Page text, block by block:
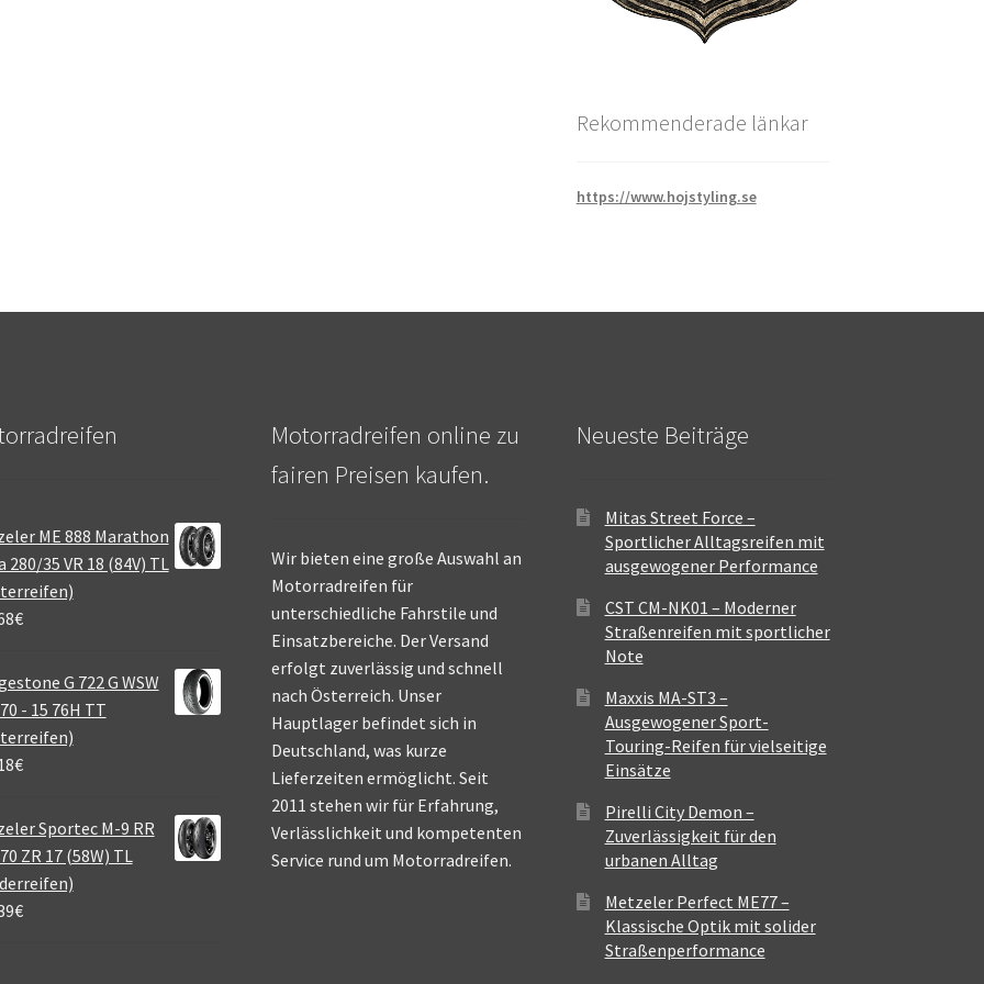
Rekommenderade länkar
https://www.hojstyling.se
ME 888 Marathon
280/35 VR 18 (84V) TL
€
G 722 G WSW
- 15 76H TT
€
Sportec M-9 RR
ZR 17 (58W) TL
€
Motorradreifen online zu
fairen Preisen kaufen.
Wir bieten eine große Auswahl an
Motorradreifen für
unterschiedliche Fahrstile und
Einsatzbereiche. Der Versand
erfolgt zuverlässig und schnell
nach Österreich. Unser
Hauptlager befindet sich in
Deutschland, was kurze
Lieferzeiten ermöglicht. Seit
2011 stehen wir für Erfahrung,
Verlässlichkeit und kompetenten
Service rund um Motorradreifen.
Neueste Beiträge
Mitas Street Force –
Sportlicher Alltagsreifen mit
ausgewogener Performance
CST CM-NK01 – Moderner
Straßenreifen mit sportlicher
Note
Maxxis MA-ST3 –
Ausgewogener Sport-
Touring-Reifen für vielseitige
Einsätze
Pirelli City Demon –
Zuverlässigkeit für den
urbanen Alltag
Metzeler Perfect ME77 –
Klassische Optik mit solider
Straßenperformance